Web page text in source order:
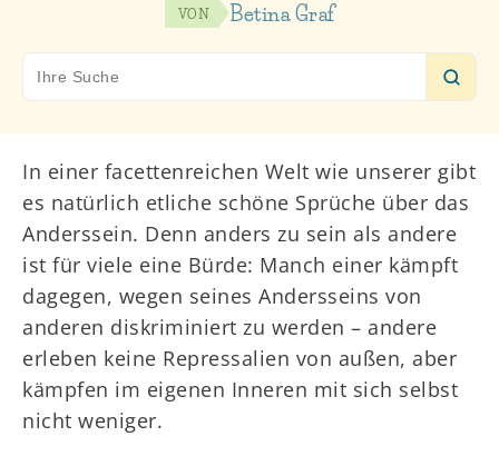
VON Betina Graf
for:
In einer facettenreichen Welt wie unserer gibt
es natürlich etliche schöne Sprüche über das
Anderssein. Denn anders zu sein als andere
ist für viele eine Bürde: Manch einer kämpft
dagegen, wegen seines Andersseins von
anderen diskriminiert zu werden – andere
erleben keine Repressalien von außen, aber
kämpfen im eigenen Inneren mit sich selbst
nicht weniger.